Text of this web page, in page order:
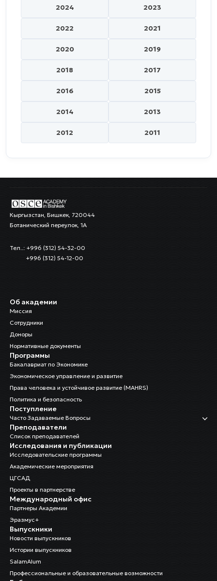
2024 2023
2022 2021
2020 2019
2018 2017
2016 2015
2014 2013
2012 2011
Кыргызстан, Бишкек, 720044
Ботанический переулок, 1А
Тел..: +996 (312) 54-32-00
+996 (312) 54-12-00
Об академии
Миссия
Сотрудники
Доноры
Нормативные документы
Программы
Бакалавриат по Экономике
Экономическое управление и развитие
Права человека и устойчивое развитие (MAHRS)
Политика и безопасность
Поступление
Часто Задаваемые Вопросы
Преподаватели
Список преподавателей
Исследования и публикации
Исследовательские программы
Академические мероприятия
ЦГСАД
Проекты в партнерстве
Международный офис
Партнеры Академии
Эразмус+
Выпускники
Новости выпускников
Истории выпускников
SalamAlum
Профессиональные и образовательные возможности